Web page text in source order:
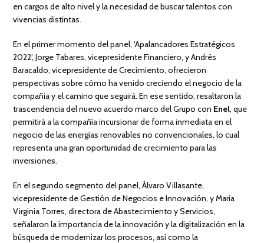
en cargos de alto nivel y la necesidad de buscar talentos con
vivencias distintas.
En el primer momento del panel, ‘Apalancadores Estratégicos
2022’, Jorge Tabares, vicepresidente Financiero, y Andrés
Baracaldo, vicepresidente de Crecimiento, ofrecieron
perspectivas sobre cómo ha venido creciendo el negocio de la
compañía y el camino que seguirá. En ese sentido, resaltaron la
trascendencia del nuevo acuerdo marco del Grupo con Enel, que
permitirá a la compañía incursionar de forma inmediata en el
negocio de las energías renovables no convencionales, lo cual
representa una gran oportunidad de crecimiento para las
inversiones.
En el segundo segmento del panel, Álvaro Villasante,
vicepresidente de Gestión de Negocios e Innovación, y María
Virginia Torres, directora de Abastecimiento y Servicios,
señalaron la importancia de la innovación y la digitalización en la
búsqueda de modernizar los procesos, así como la